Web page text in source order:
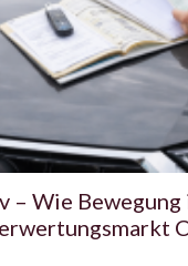
– Wie Bewegung